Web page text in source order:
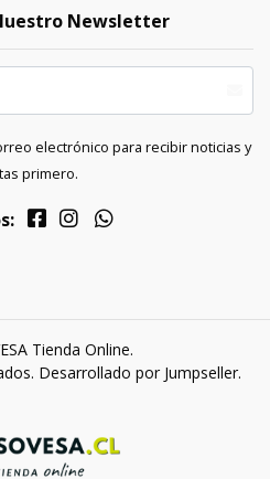
Newsletter
electrónico para recibir noticias y
primero.
Tienda Online.
Desarrollado por Jumpseller.